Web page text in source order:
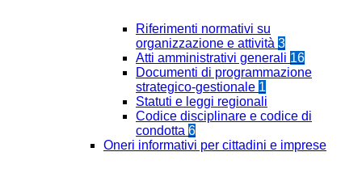
Riferimenti normativi su
organizzazione e attività 3
Atti amministrativi generali 16
Documenti di programmazione
strategico-gestionale 1
Statuti e leggi regionali
Codice disciplinare e codice di
condotta 6
Oneri informativi per cittadini e imprese